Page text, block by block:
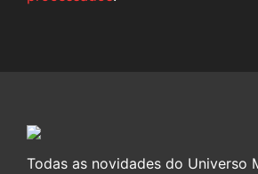
Todas as novidades do Universo